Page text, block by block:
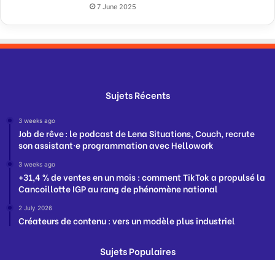
7 June 2025
Sujets Récents
3 weeks ago
Job de rêve : le podcast de Lena Situations, Couch, recrute
son assistant·e programmation avec Hellowork
3 weeks ago
+31,4 % de ventes en un mois : comment TikTok a propulsé la
Cancoillotte IGP au rang de phénomène national
2 July 2026
Créateurs de contenu : vers un modèle plus industriel
Sujets Populaires